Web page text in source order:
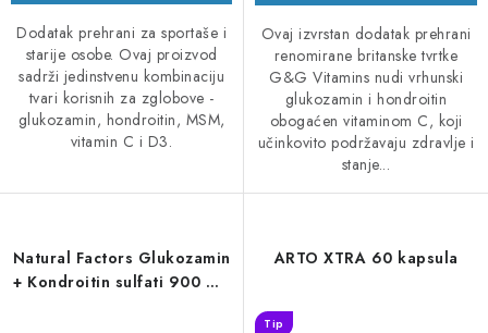
Dodatak prehrani za sportaše i
starije osobe. Ovaj proizvod
sadrži jedinstvenu kombinaciju
tvari korisnih za zglobove -
glukozamin, hondroitin, MSM,
vitamin C i D3.
Ovaj izvrstan dodatak prehrani
renomirane britanske tvrtke
G&G Vitamins nudi vrhunski
glukozamin i hondroitin
obogaćen vitaminom C, koji
učinkovito podržavaju zdravlje i
stanje...
Natural Factors Glukozamin
+ Kondroitin sulfati 900 mg
ARTO XTRA 60 kapsula
Tip